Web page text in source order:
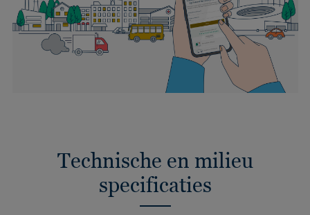
Technische en milieu
specificaties